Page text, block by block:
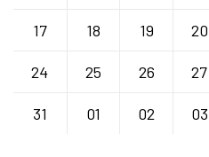
17 18 19 20
24 25 26 27
31 01 02 03